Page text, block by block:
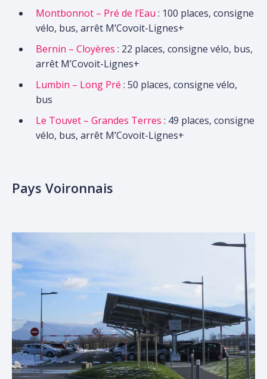
Montbonnot – Pré de l’Eau : 100 places, consigne
vélo, bus, arrêt M’Covoit-Lignes+
Bernin – Cloyères : 22 places, consigne vélo, bus,
arrêt M’Covoit-Lignes+
Lumbin – Long Pré : 50 places, consigne vélo,
bus
Le Touvet – Grandes Terres : 49 places, consigne
vélo, bus, arrêt M’Covoit-Lignes+
Pays Voironnais